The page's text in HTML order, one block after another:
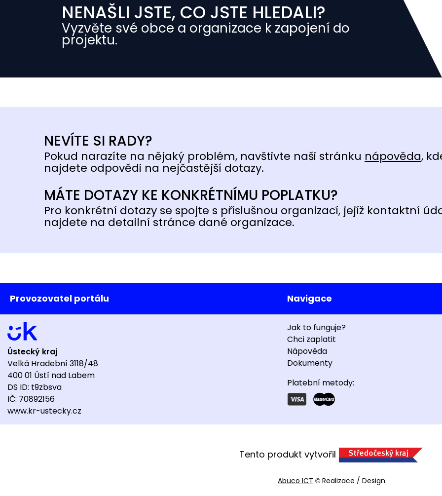
NENAŠLI JSTE, CO JSTE HLEDALI?
Vyzvěte své obce a organizace k zapojení do
projektu.
NEVÍTE SI RADY?
Pokud narazíte na nějaký problém, navštivte naši stránku nápověda,
najdete odpovědi na nejčastější dotazy.
MÁTE DOTAZY KE KONKRÉTNÍMU POPLATKU?
Pro konkrétní dotazy se spojte s příslušnou organizací, jejíž kontaktní
najdete na detailní stránce dané organizace.
Provozovatel portálu Navigace
Ústecký kraj
Velká Hradební 3118/48
400 01 Ústí nad Labem
DS ID: t9zbsva
IČ: 70892156
www.kr-ustecky.cz
Jak to funguje?
Chci zaplatit
Nápověda
Dokumenty
Platební metody:
Tento produkt vytvořil
Abuco ICT © Realizace / Design